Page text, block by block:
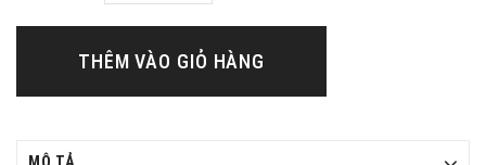
THÊM VÀO GIỎ HÀNG
MÔ TẢ